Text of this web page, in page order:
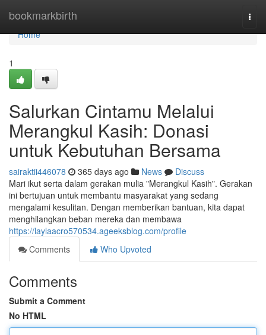
bookmarkbirth
Home
Home
1
Salurkan Cintamu Melalui
Merangkul Kasih: Donasi
untuk Kebutuhan Bersama
sairaktii446078 365 days ago News
Discuss
Mari ikut serta dalam gerakan mulia "Merangkul Kasih". Gerakan
ini bertujuan untuk membantu masyarakat yang sedang
mengalami kesulitan. Dengan memberikan bantuan, kita dapat
menghilangkan beban mereka dan membawa
https://laylaacro570534.ageeksblog.com/profile
Comments
Who Upvoted
Comments
Submit a Comment
No HTML